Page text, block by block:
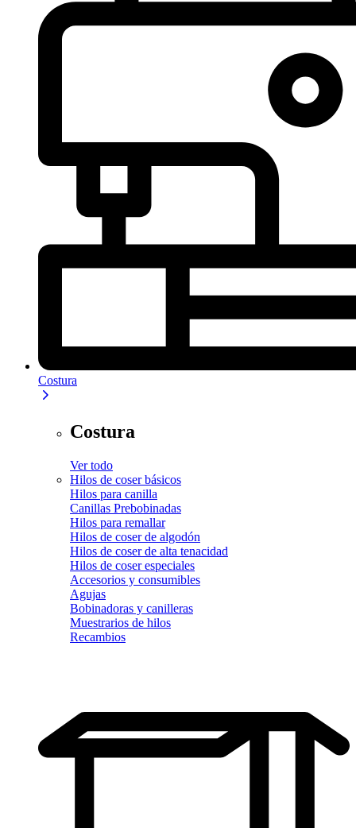
Costura
Costura
Ver todo
Hilos de coser básicos
Hilos para canilla
Canillas Prebobinadas
Hilos para remallar
Hilos de coser de algodón
Hilos de coser de alta tenacidad
Hilos de coser especiales
Accesorios y consumibles
Agujas
Bobinadoras y canilleras
Muestrarios de hilos
Recambios